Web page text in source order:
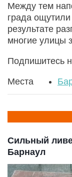
Между тем
града
результате
многие улицы
Подпишитесь
Места
Сильный
Барнаул